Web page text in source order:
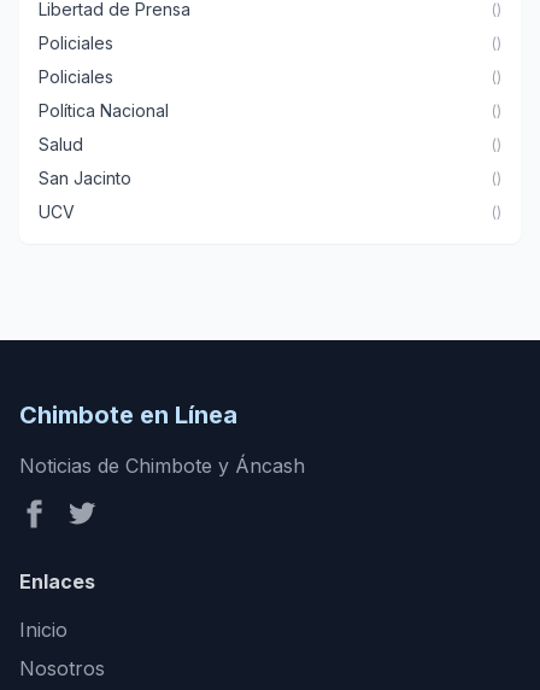
Libertad de Prensa ()
Policiales ()
Policiales ()
Política Nacional ()
Salud ()
San Jacinto ()
UCV ()
Chimbote en Línea
Noticias de Chimbote y Áncash
Enlaces
Inicio
Nosotros